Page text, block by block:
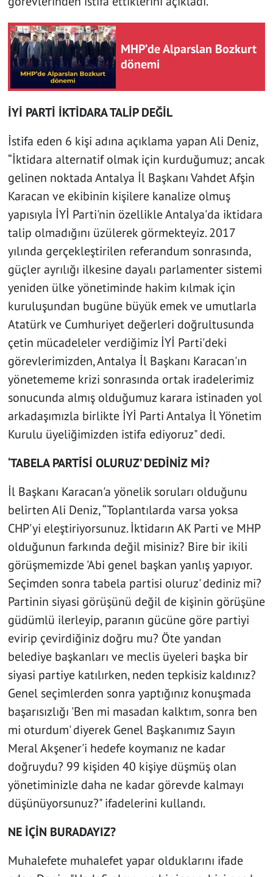
MHP’de Alparslan Bozkurt
dönemi
İYİ PARTİ İKTİDARA TALİP DEĞİL
İstifa eden 6 kişi adına açıklama yapan Ali Deniz,
“İktidara alternatif olmak için kurduğumuz; ancak
gelinen noktada Antalya İl Başkanı Vahdet Afşin
Karacan ve ekibinin kişilere kanalize olmuş
yapısıyla İYİ Parti'nin özellikle Antalya'da iktidara
talip olmadığını üzülerek görmekteyiz. 2017
yılında gerçekleştirilen referandum sonrasında,
güçler ayrılığı ilkesine dayalı parlamenter sistemi
yeniden ülke yönetiminde hakim kılmak için
kuruluşundan bugüne büyük emek ve umutlarla
Atatürk ve Cumhuriyet değerleri doğrultusunda
çetin mücadeleler verdiğimiz İYİ Parti'deki
görevlerimizden, Antalya İl Başkanı Karacan'ın
yönetememe krizi sonrasında ortak iradelerimiz
sonucunda almış olduğumuz karara istinaden yol
arkadaşımızla birlikte İYİ Parti Antalya İl Yönetim
Kurulu üyeliğimizden istifa ediyoruz" dedi.
‘TABELA PARTİSİ OLURUZ’ DEDİNİZ Mİ?
İl Başkanı Karacan'a yönelik soruları olduğunu
belirten Ali Deniz, “Toplantılarda varsa yoksa
CHP'yi eleştiriyorsunuz. İktidarın AK Parti ve MHP
olduğunun farkında değil misiniz? Bire bir ikili
görüşmemizde 'Abi genel başkan yanlış yapıyor.
Seçimden sonra tabela partisi oluruz' dediniz mi?
Partinin siyasi görüşünü değil de kişinin görüşüne
güdümlü ilerleyip, paranın gücüne göre partiyi
evirip çevirdiğiniz doğru mu? Öte yandan
belediye başkanları ve meclis üyeleri başka bir
siyasi partiye katılırken, neden tepkisiz kaldınız?
Genel seçimlerden sonra yaptığınız konuşmada
başarısızlığı 'Ben mi masadan kalktım, sonra ben
mi oturdum' diyerek Genel Başkanımız Sayın
Meral Akşener'i hedefe koymanız ne kadar
doğruydu? 99 kişiden 40 kişiye düşmüş olan
yönetiminizle daha ne kadar görevde kalmayı
düşünüyorsunuz?" ifadelerini kullandı.
NE İÇİN BURADAYIZ?
Muhalefete muhalefet yapar olduklarını ifade